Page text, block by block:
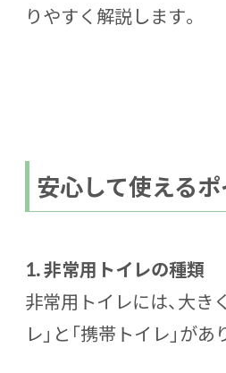
りやすく解説します。
安心して使える
1. 非常用トイレの種類
非常用トイレには、大き
レ」と「携帯トイレ」があ